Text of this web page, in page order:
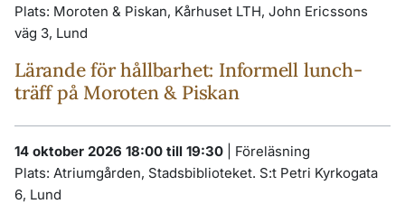
Plats: Moroten & Piskan, Kårhuset LTH, John Ericssons
väg 3, Lund
Lärande för hållbarhet: Informell lunch-
träff på Moroten & Piskan
14 oktober 2026 18:00 till 19:30
Föreläsning
Plats: Atriumgården, Stadsbiblioteket. S:t Petri Kyrkogata
6, Lund